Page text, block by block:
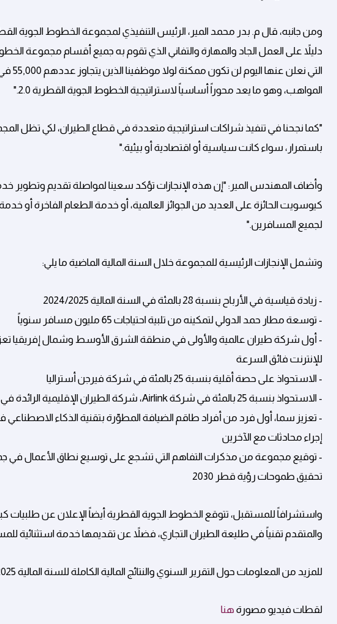
ومن جانبه، قال م. بدر محمد المير، الرئيس التنفيذي لمجموعة الخطوط الجوية
دليلاً على العمل الجاد والمهارة والتفاني الذي تقوم به جميع أقسام مجموعة الخطوط
التي
المواهب، وهو ما يعد محوراً أساسياً لاستراتيجية الخطوط الجوية القطرية 2.0."
"كما نجحنا في تنفيذ شراكات استراتيجية متعددة في قطاع الطيران، لكي تظل
باستمرار، سواء كانت سياسية أو اقتصادية أو بيئية."
وأضاف المهندس المير: "إن هذه الإنجازات تؤكد سعينا لمواصلة تقديم وتطوير
لجميع المسافرين."
وتشمل الإنجازات الرئيسية للمجموعة خلال السنة المالية الماضية ما يلي:
- زيادة قياسية في الأرباح بنسبة 28 بالمئة في السنة المالية 2024/2025
- توسعة مطار حمد الدولي لتمكينه من تلبية احتياجات 65 مليون مسافر سنوياً
للإنترنت فائق السرعة
- الاستحواذ على حصة أقلية بنسبة 25 بالمئة في شركة فيرجن أستراليا
- الاستحواذ بنسبة 25 بالمئة في شركة Airlink، شركة الطيران الإقليمية الرائدة في جنوب إفريقيا
- تعزيز سما، أول فرد من أفراد طاقم الضيافة المطوّرة بتقنية الذكاء الاصطناعي
إجراء محادثات مع الآخرين
- توقيع مجموعة من مذكرات التفاهم التي تشجع على توسيع نطاق الأعمال في
تحقيق طموحات رؤية قطر 2030
واستشرافاً للمستقبل، تتوقع الخطوط الجوية القطرية أيضاً الإعلان عن طلبيات
والمتقدم تقنياً في طليعة الطيران التجاري، فضلاً عن تقديمها خدمة استثنائية
للمزيد من المعلومات حول التقرير السنوي والنتائج المالية الكاملة للسنة المالية 2025 /2024، يرجى زيارة
لقطات فيديو مصورةهنا